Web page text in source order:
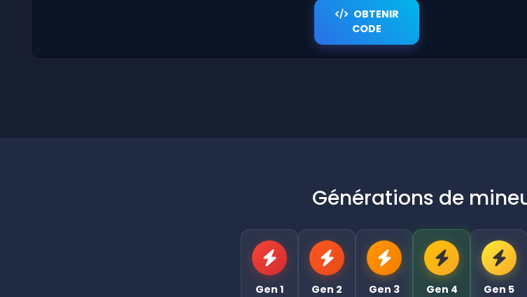
OBTENIR
CODE
Générations de
Gen 1 Gen 2 Gen 3 Gen 4 Gen 5